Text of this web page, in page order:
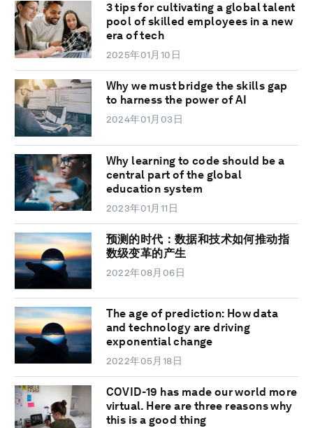
3 tips for cultivating a global talent
pool of skilled employees in a new
era of tech
2025年01月10日
Why we must bridge the skills gap
to harness the power of AI
2024年01月03日
Why learning to code should be a
central part of the global
education system
2023年01月11日
预测的时代：数据和技术如何推动指
数级变革的产生
2022年08月06日
The age of prediction: How data
and technology are driving
exponential change
2022年05月18日
COVID-19 has made our world more
virtual. Here are three reasons why
this is a good thing